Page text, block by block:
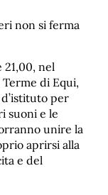
non si ferma
21,00, nel
di Equi,
per
suoni e le
unire la
aprirsi alla
e del